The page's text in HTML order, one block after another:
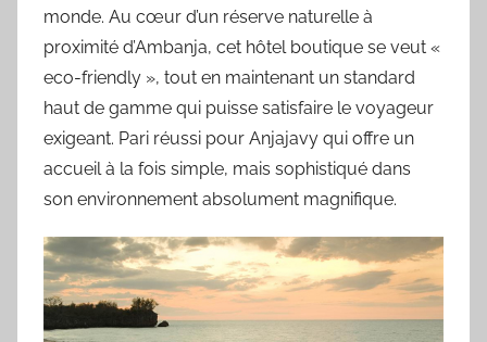
monde. Au cœur d’un réserve naturelle à
proximité d’Ambanja, cet hôtel boutique se veut «
eco-friendly », tout en maintenant un standard
haut de gamme qui puisse satisfaire le voyageur
exigeant. Pari réussi pour Anjajavy qui offre un
accueil à la fois simple, mais sophistiqué dans
son environnement absolument magnifique.